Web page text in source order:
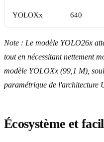
YOLOXx 640
Note : Le modèle YOLO26x
tout en nécessitant nettement
modèle YOLOXx (99,1 M),
paramétrique de l'architecture
Écosystème et